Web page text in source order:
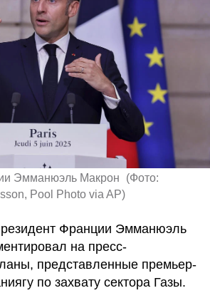
Эмманюэль Макрон (Фото:
Pool Photo via AP)
Франции Эмманюэль
на пресс-
представленные премьер-
по захвату сектора Газы.